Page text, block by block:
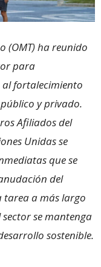
(OMT) ha reunido
para
al fortalecimiento
y privado.
Afiliados del
Unidas se
que se
del
tarea a más largo
se mantenga
sostenible.